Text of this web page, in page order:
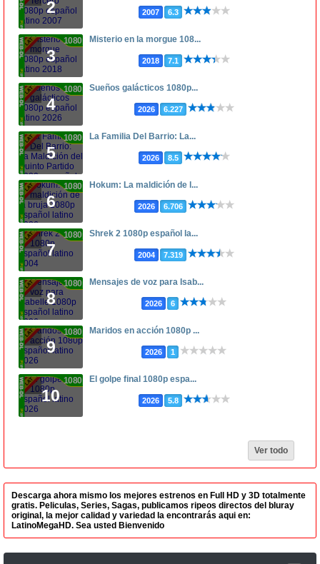
2 2007 6.3
3
1080p Misterio en la morgue 108...
2018 7.1
4
1080p Sueños galácticos 1080p...
2026 6.227
5
1080p La Familia Del Barrio: La...
2026 8.5
6
1080p Hokum: La maldición de l...
2026 6.706
7
1080p Shrek 2 1080p español la...
2004 7.319
8
1080p Mensajes de voz para Isab...
2026 6
9
1080p Maridos en acción 1080p ...
2026 1
10
1080p El golpe final 1080p espa...
2026 5.8
Ver todo
Descarga ahora mismo los mejores estrenos en Full HD y 3D totalmente
gratis. Peliculas, Series, Sagas, publicamos ripeos directos del bluray
original, la mejor calidad y variedad la encontrarás aqui en:
LatinoMegaHD. Sea usted Bienvenido